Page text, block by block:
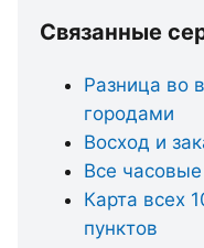
Связанные
Разница во
городами
Восход и
Все
Карта всех
пунктов